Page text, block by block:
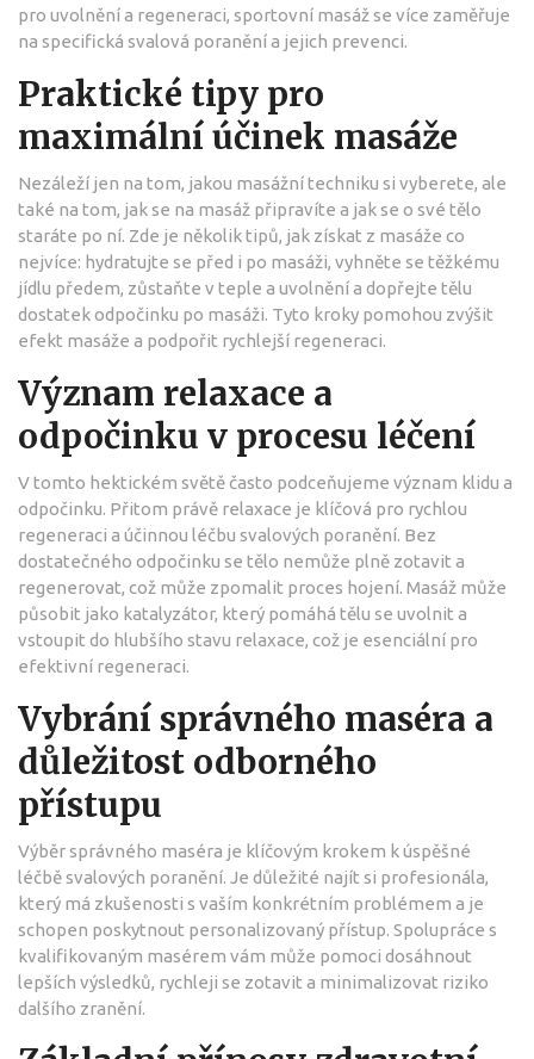
pro uvolnění a regeneraci, sportovní masáž se více zaměřuje
na specifická svalová poranění a jejich prevenci.
Praktické tipy pro
maximální účinek masáže
Nezáleží jen na tom, jakou masážní techniku si vyberete, ale
také na tom, jak se na masáž připravíte a jak se o své tělo
staráte po ní. Zde je několik tipů, jak získat z masáže co
nejvíce: hydratujte se před i po masáži, vyhněte se těžkému
jídlu předem, zůstaňte v teple a uvolnění a dopřejte tělu
dostatek odpočinku po masáži. Tyto kroky pomohou zvýšit
efekt masáže a podpořit rychlejší regeneraci.
Význam relaxace a
odpočinku v procesu léčení
V tomto hektickém světě často podceňujeme význam klidu a
odpočinku. Přitom právě relaxace je klíčová pro rychlou
regeneraci a účinnou léčbu svalových poranění. Bez
dostatečného odpočinku se tělo nemůže plně zotavit a
regenerovat, což může zpomalit proces hojení. Masáž může
působit jako katalyzátor, který pomáhá tělu se uvolnit a
vstoupit do hlubšího stavu relaxace, což je esenciální pro
efektivní regeneraci.
Vybrání správného maséra a
důležitost odborného
přístupu
Výběr správného maséra je klíčovým krokem k úspěšné
léčbě svalových poranění. Je důležité najít si profesionála,
který má zkušenosti s vaším konkrétním problémem a je
schopen poskytnout personalizovaný přístup. Spolupráce s
kvalifikovaným masérem vám může pomoci dosáhnout
lepších výsledků, rychleji se zotavit a minimalizovat riziko
dalšího zranění.